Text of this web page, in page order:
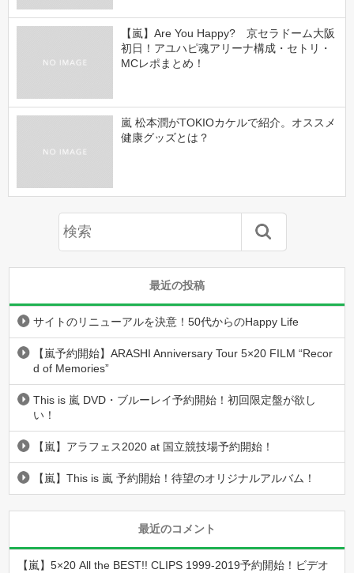
【嵐】Are You Happy? 京セラドーム大阪
初日！アユハピ魂アリーナ構成・セトリ・
MCレポまとめ！
嵐 松本潤がTOKIOカケルで紹介。オススメ
健康グッズとは？
最近の投稿
サイトのリニューアルを決意！50代からのHappy Life
【嵐予約開始】ARASHI Anniversary Tour 5×20 FILM “Recor
d of Memories”
This is 嵐 DVD・ブルーレイ予約開始！初回限定盤が欲し
い！
【嵐】アラフェス2020 at 国立競技場予約開始！
【嵐】This is 嵐 予約開始！待望のオリジナルアルバム！
最近のコメント
【嵐】5×20 All the BEST!! CLIPS 1999-2019予約開始！ビデオ